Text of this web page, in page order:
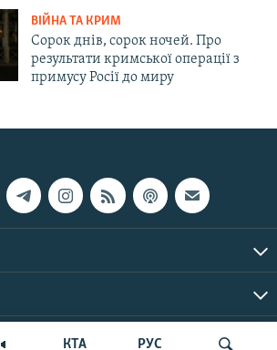
КТА РУС
ВІЙНА ТА КРИМ
Сорок днів, сорок ночей. Про
результати кримської операції з
примусу Росії до миру
© Крим.Реалії, 2026 | Усі права застережено.